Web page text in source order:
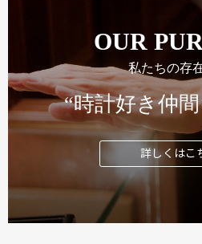
OUR
私たちの存
“時計好き仲
詳しくはこ